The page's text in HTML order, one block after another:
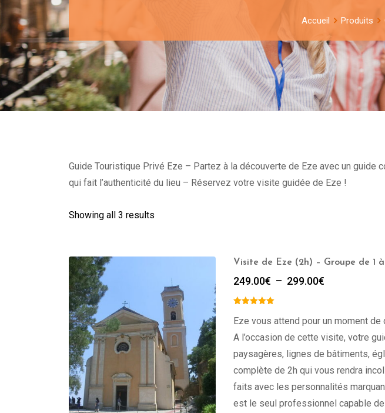
Accueil Produits
Guide Touristique Privé Eze – Partez à la découverte de Eze avec un
qui fait l’authenticité du lieu – Réservez votre visite guidée de Eze !
Showing all 3 results
Visite de Eze (2h) – Groupe de 1
249.00€ – 299.00€
249.00€
à
299.00€
Eze vous attend pour un moment
A l’occasion de cette visite, votre
paysagères, lignes de bâtiments,
complète de 2h qui vous rendra
faits avec les personnalités
est le seul professionnel capable